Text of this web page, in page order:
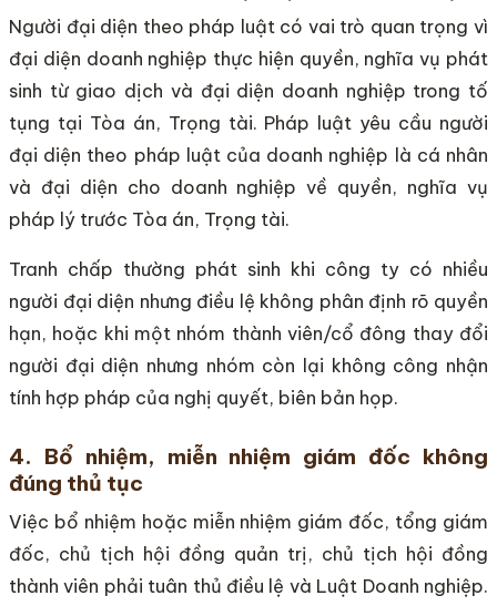
Người đại diện theo pháp luật có vai trò quan trọng vì
đại diện doanh nghiệp thực hiện quyền, nghĩa vụ phát
sinh từ giao dịch và đại diện doanh nghiệp trong tố
tụng tại Tòa án, Trọng tài. Pháp luật yêu cầu người
đại diện theo pháp luật của doanh nghiệp là cá nhân
và đại diện cho doanh nghiệp về quyền, nghĩa vụ
pháp lý trước Tòa án, Trọng tài.
Tranh chấp thường phát sinh khi công ty có nhiều
người đại diện nhưng điều lệ không phân định rõ quyền
hạn, hoặc khi một nhóm thành viên/cổ đông thay đổi
người đại diện nhưng nhóm còn lại không công nhận
tính hợp pháp của nghị quyết, biên bản họp.
4. Bổ nhiệm, miễn nhiệm giám đốc không
đúng thủ tục
Việc bổ nhiệm hoặc miễn nhiệm giám đốc, tổng giám
đốc, chủ tịch hội đồng quản trị, chủ tịch hội đồng
thành viên phải tuân thủ điều lệ và Luật Doanh nghiệp.